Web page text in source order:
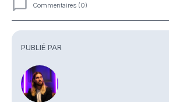
PUBLIÉ PAR
Commentaires (0)